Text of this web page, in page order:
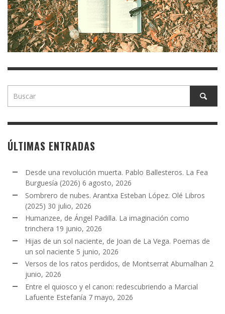
ÚLTIMAS ENTRADAS
Desde una revolución muerta. Pablo Ballesteros. La Fea
Burguesía (2026) 6 agosto, 2026
Sombrero de nubes. Arantxa Esteban López. Olé Libros
(2025) 30 julio, 2026
Humanzee, de Ángel Padilla. La imaginación como
trinchera 19 junio, 2026
Hijas de un sol naciente, de Joan de La Vega. Poemas de
un sol naciente 5 junio, 2026
Versos de los ratos perdidos, de Montserrat Abumalhan 2
junio, 2026
Entre el quiosco y el canon: redescubriendo a Marcial
Lafuente Estefanía 7 mayo, 2026